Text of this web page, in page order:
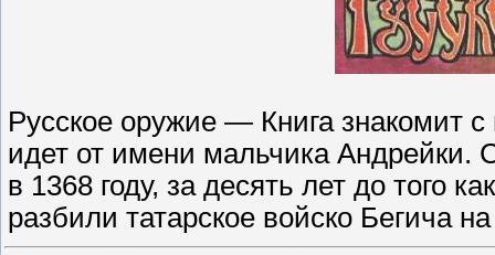
Русское оружие — Книга знакомит
идет от имени мальчика Андрейки.
в 1368 году, за десять лет до того
разбили татарское войско Бегича